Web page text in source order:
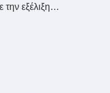
την εξέλιξη…